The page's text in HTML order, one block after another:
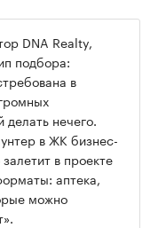
DNA Realty,
подбора:
в
делать нечего.
в ЖК бизнес-
в проекте
аптека,
можно